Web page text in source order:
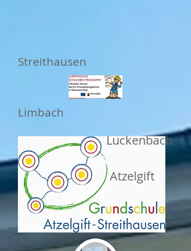
Streithausen
Limbach
Luckenbach
Atzelgift